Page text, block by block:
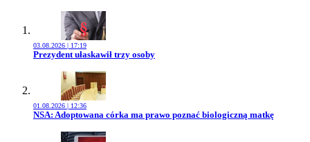
03.08.2026 | 17:19
Przejdź do artykułu:
Prezydent ułaskawił trzy osoby
01.08.2026 | 12:36
Przejdź do artykułu:
NSA: Adoptowana córka ma prawo poznać biologiczną matkę